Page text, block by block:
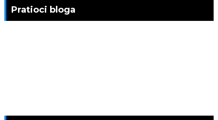
Pratioci bloga